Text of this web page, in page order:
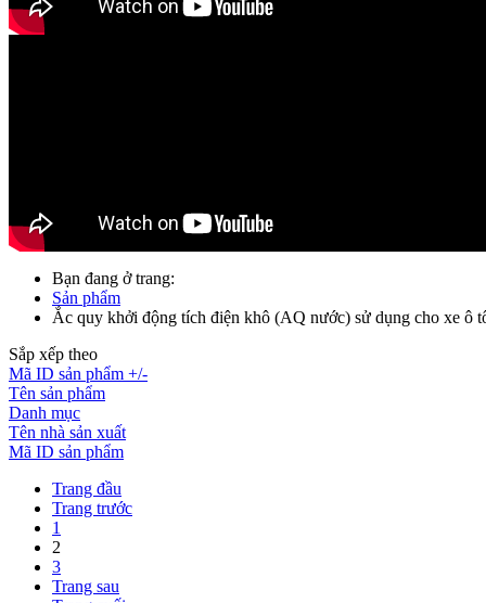
Bạn đang ở trang:
Sản phẩm
Ắc quy khởi động tích điện khô (AQ nước) sử dụng cho xe ô
Sắp xếp theo
Mã ID sản phẩm +/-
Tên sản phẩm
Danh mục
Tên nhà sản xuất
Mã ID sản phẩm
Trang đầu
Trang trước
1
2
3
Trang sau